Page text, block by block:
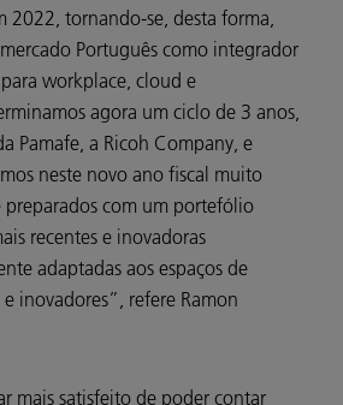
2022, tornando-se, desta forma,
Português como integrador
workplace, cloud e
agora um ciclo de 3 anos,
Pamafe, a Ricoh Company, e
neste novo ano fiscal muito
preparados com um portefólio
recentes e inovadoras
adaptadas aos espaços de
inovadores”, refere Ramon
mais satisfeito de poder contar